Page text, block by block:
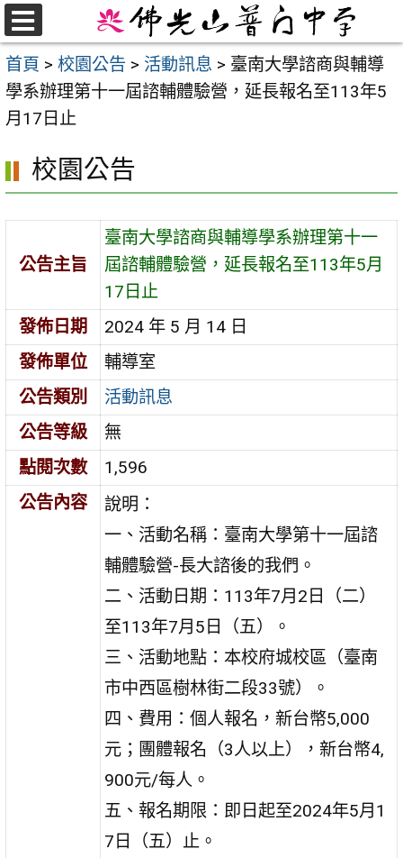
跳
至
主
要
內
首頁 > 校園公告 > 活動訊息 > 臺南大學諮商與輔導
學系辦理第十一屆諮輔體驗營，延長報名至113年5
月17日止
校園公告
公告主旨
臺南大學諮商與輔導學系辦理第十一
屆諮輔體驗營，延長報名至113年5月
17日止
發佈日期
2024 年 5 月 14 日
發佈單位
輔導室
公告類別
活動訊息
公告等級
無
點閱次數
1,596
公告內容
說明：
一、活動名稱：臺南大學第十一屆諮
輔體驗營-長大諮後的我們。
二、活動日期：113年7月2日（二）
至113年7月5日（五）。
三、活動地點：本校府城校區（臺南
市中西區樹林街二段33號）。
四、費用：個人報名，新台幣5,000
元；團體報名（3人以上），新台幣4,
900元/每人。
五、報名期限：即日起至2024年5月1
7日（五）止。
選
單